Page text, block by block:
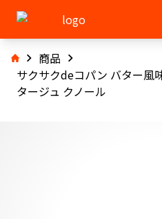
商品
サクサクdeコパン バター風
タージュ クノール